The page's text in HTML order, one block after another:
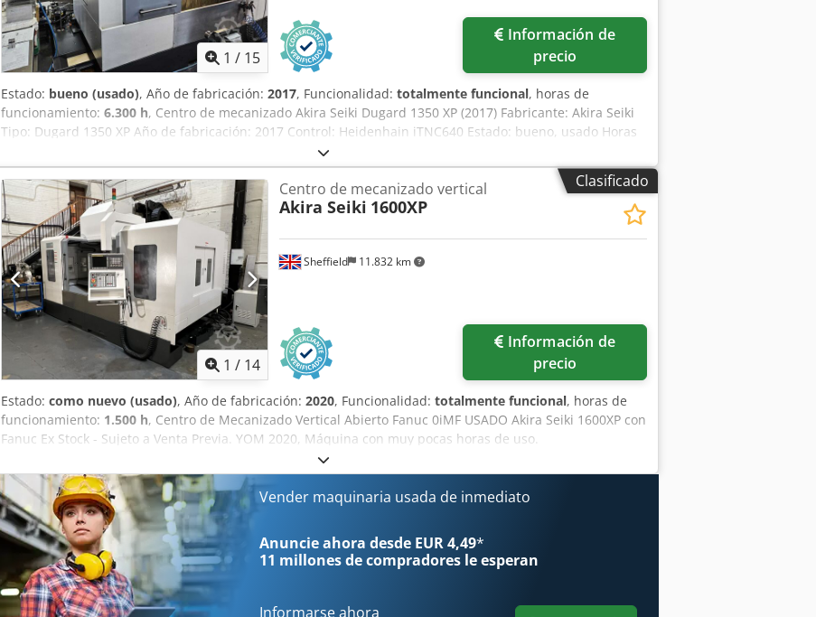
1 / 15
precio
Estado: bueno (usado), Año de fabricación: 2017, Funcionalidad: totalmente funcional, horas de
funcionamiento: 6.300 h, Centro de mecanizado Akira Seiki Dugard 1350 XP (2017) Fabricante: Akira Seiki
Tipo: Dugard 1350 XP Año de fabricación: 2017 Control: Heidenhain iTNC640 Estado: bueno, usado Horas
husillo: 6300h Recorrido eje X: 1.350 mm Recorrido eje Y: 640 mm Recorrido eje Z: 660 mm Avance rápido
eje X: 33 mm/min Avance rápido eje Y: 33 mm/min Dcodpfoy Tlv Rex Agyjk Avance rápido eje Z: 25
mm/min Peso de la pieza (máx.): 2.300 kg Longitud total: 3.800 mm Anchura total: 2.495 mm Anchura de la
mesa: 1.500 mm Longitud de la mesa: 600 mm Carga de la mesa: 2.300 kg Velocidad del husillo 20 -12000
rpm Almacén de herramientas 36 Portaherramientas SK 40 Cinta transportadora de virutas rascadoras
Sonda de infrarrojos TS 460 Medición de herramientas TT160 IKZ 20 bar Documentación/Manual
Clasificado
1 / 14
Sheffield 11.832 km
Centro de mecanizado vertical
Akira Seiki 1600XP
precio
Estado: como nuevo (usado), Año de fabricación: 2020, Funcionalidad: totalmente funcional, horas de
funcionamiento: 1.500 h, Centro de Mecanizado Vertical Abierto Fanuc 0iMF USADO Akira Seiki 1600XP con
Fanuc Ex Stock - Sujeto a Venta Previa. YOM 2020, Máquina con muy pocas horas de uso.
Aproximadamente 1500 Horas  12,000 RPM Husillo con Sistema de Refrigeración Dcedpfxou A U Nke
Agysk  Brazo de 36 Estaciones Tipo ATC  Protección Completa Contra Salpicaduras  Mesa giratoria
Detron GXA-255h de 4 ejes Nc totalmente integrada con unidad de soporte de contrapunto SR255H 
Transportador y depósito de virutas (tipo rascador)  Sistema de Lavado de Virutas Incluyendo Pistola de
Lavado de Refrigerante  Sistema de Refrigeración del Husillo - 35 Bares con Filtro  Extensión de
Memoria Fanuc - 2 Mb  Pantalla Fanuc 10.4 " con Guía Manual-I  Capacidad del depósito de refrigerante
- 640 litros  Guías Lineales THK Heavy Duty  Generador Manual de Pulsos  Lámpara de Señalización de
3 Colores  Sistema de Lubricación Automática  Función de roscado rígido e interpolación helicoidal
MESA Superficie de trabajo 1.750 X 800 MM Ranuras en T 18 x 125 x 6,0 MM Nariz del husillo a la mesa
Vender maquinaria usada de inmediato
Anuncie ahora desde EUR 4,49*
11 millones de compradores le esperan
Informarse ahora